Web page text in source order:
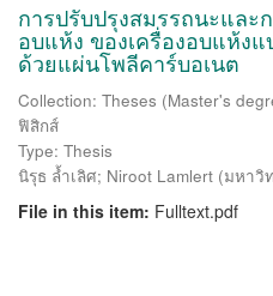
การปรับปรุงสมรรถนะแล
อบแห้ง ของเครื่องอบแห้ง
ด้วยแผ่นโพลีคาร์บอเนต
Collection: Theses (Master's
ฟิสิกส์
Type: Thesis
นิรุธ ล้ำเลิศ; Niroot Lamlert (มหาวิ
File in this item: Fulltext.pdf